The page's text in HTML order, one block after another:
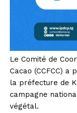
Le Comité de
Cacao (CCFCC) a
la préfecture de
campagne
végétal.